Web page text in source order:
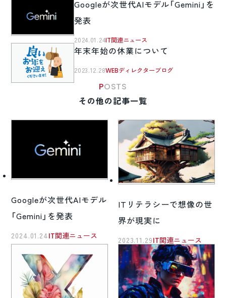
Googleが次世代AIモデル「Gemini」を
発表
2024.01.24IT関連ニュース
年末年始の休業について
2023.12.28WEBディレクターブログ
POSTS
その他の記事一覧
Googleが次世代AIモデル
「Gemini」を発表
2024.01.24 IT関連ニュース
ITリテラシーで想像の世
界が現実に
2023.11.29 IT関連ニュース